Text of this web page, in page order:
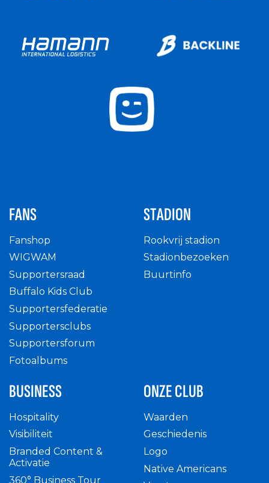
FANS
Fanshop
WIGWAM
Supportersraad
Buffalo Kids Club
Supportersfederatie
Supportersclubs
Supportersforum
Fotoalbums
STADION
Rookvrij stadion
Stadionbezoeken
Buurtinfo
BUSINESS
Hospitality
Visibiliteit
Branded Content &
Activatie
360° Business Tour
ONZE CLUB
Waarden
Geschiedenis
Logo
Native Americans